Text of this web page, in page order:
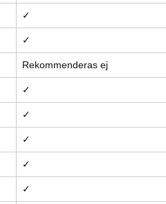
✓
✓
Rekommenderas ej
✓
✓
✓
✓
✓